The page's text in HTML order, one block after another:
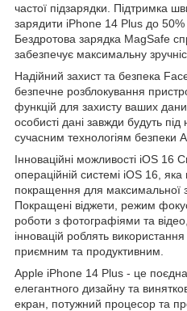
частої підзарядки. Підтримка
зарядити iPhone 14 Plus до 50%
Бездротова зарядка MagSafe
забезпечує максимальну
Надійний захист та безпека
безпечне розблокування
функцій для захисту ваших
особисті дані завжди будуть
сучасним технологіям безпеки
Інноваційні можливості iOS
операційній системі iOS 16, яка
покращення для максимальної
Покращені віджети, режим
роботи з фотографіями та
інновацій роблять
приємним та продуктивним.
Apple iPhone 14 Plus - це
елегантного дизайну та
екран, потужний процесор та